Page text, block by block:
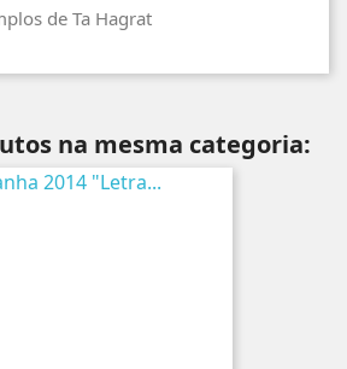
de Ta Hagrat
na mesma categoria: